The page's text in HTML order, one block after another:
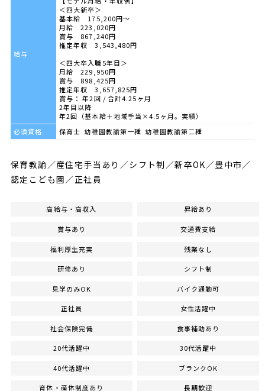
給与
＜四大新卒＞
基本給 175,200円～
月給 223,020円
賞与 867,240円
推定年収 3,543,480円
＜四大卒入職5年目＞
月給 229,950円
賞与 898,425円
推定年収 3,657,825円
賞与： 年2回 / 合計4.25ヶ月
2年目以降
年2回（基本給＋地域手当×4.5ヶ月。実績）
必須資格
保育士 幼稚園教諭第一種 幼稚園教諭第二種
保育教諭／産住宅手当あり／シフト制／新卒OK／豊中市／
認定こども園／正社員
高給与・高収入 昇給あり
賞与あり 交通費支給
福利厚生充実 残業なし
研修あり シフト制
見学のみOK バイク通勤可
正社員 女性活躍中
社会保険完備 食事補助あり
20代活躍中 30代活躍中
40代活躍中 ブランクOK
育休・産休制度あり 長期歓迎